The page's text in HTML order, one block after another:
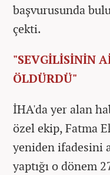
başvurusunda
çekti.
"SEVGİLİSİNİN
ÖLDÜRDÜ"
İHA'da yer alan
özel ekip, Fatma
yeniden ifadesini
yaptığı o dönem